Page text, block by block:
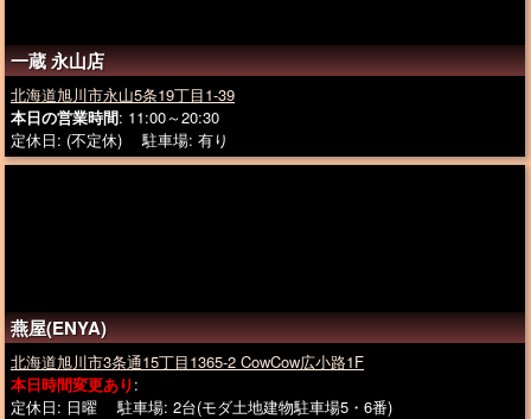
一蔵 永山店
北海道旭川市永山5条19丁目1-39
本日の営業時間: 11:00～20:30
定休日: (不定休) 駐車場: 有り
燕屋(ENYA)
北海道旭川市3条通15丁目1365-2 CowCow広小路1F
本日時間変更あり:
定休日: 日曜 駐車場: 2台(モダ土地建物駐車場5・6番)